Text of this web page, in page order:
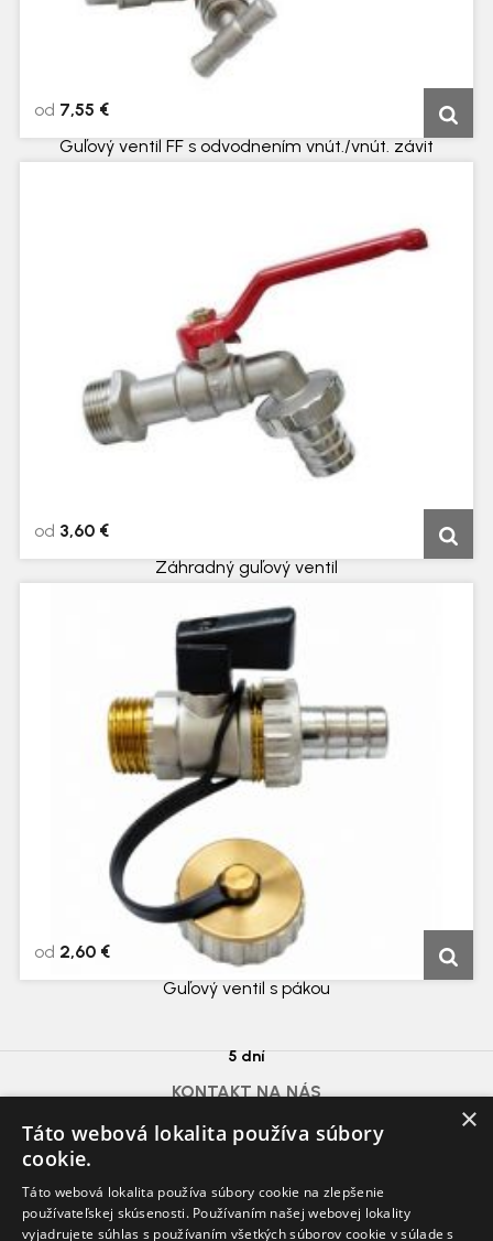
Guľový ventil FF s odvodnením vnút./vnút. závit
od 7,55 €
Záhradný guľový ventil
5 dní
od 3,60 €
Guľový ventil s pákou
5 dní
od 2,60 €
KONTAKT NA NÁS
azdomazahrada@gmail.com
Voda, Plyn, Kúrenie, Poklopy:0915 625 310
×
Táto webová lokalita používa súbory
cookie.
Táto webová lokalita používa súbory cookie na zlepšenie
používateľskej skúsenosti. Používaním našej webovej lokality
vyjadrujete súhlas s používaním všetkých súborov cookie v súlade s